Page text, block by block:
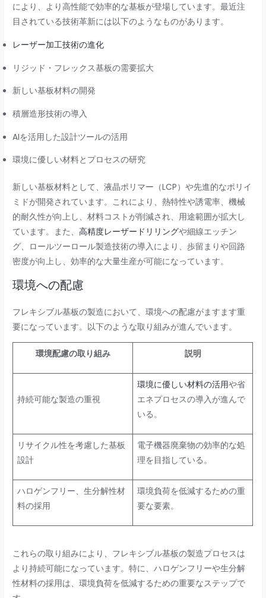
により、より高性能で効率的な基板が登場しています。最近注
目されている技術革新には以下のようなものがあります。
レーザー加工技術の進化
リジッド・フレックス基板の需要拡大
新しい基板材料の開発
積層造形技術の導入
AIを活用した設計ツールの活用
環境に優しい材料とプロセスの研究
新しい基板材料として、液晶ポリマー（LCP）や先進的なポリイ
ミドが開発されています。これにより、熱特性や誘電率、機械
的耐久性が向上し、材料コストが削減され、用途範囲が拡大し
ています。また、高精度レーザードリリングや細線エッチン
グ、ロールツーロール製造技術の導入により、歩留まりや回路
密度が向上し、効率的な大量生産が可能になっています。
環境への配慮
フレキシブル基板の製造において、環境への配慮がますます重
要になっています。以下のような取り組みが進んでいます。
環境配慮の取り組み 説明
持続可能な製造の重視
環境に優しい材料の活用や省
エネプロセスの導入が進んで
いる。
リサイクル性を考慮した基板
設計
電子機器廃棄物の効率的な処
理を目指している。
ハロゲンフリー、生分解性材
料の採用
環境負荷を低減するための重
要な要素。
これらの取り組みにより、フレキシブル基板の製造プロセスは
より持続可能になっています。特に、ハロゲンフリーや生分解
性材料の採用は、環境負荷を低減するための重要なステップで